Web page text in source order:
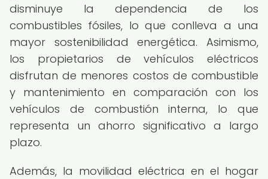
disminuye la dependencia de los
combustibles fósiles, lo que conlleva a una
mayor sostenibilidad energética. Asimismo,
los propietarios de vehículos eléctricos
disfrutan de menores costos de combustible
y mantenimiento en comparación con los
vehículos de combustión interna, lo que
representa un ahorro significativo a largo
plazo.
Además, la movilidad eléctrica en el hogar